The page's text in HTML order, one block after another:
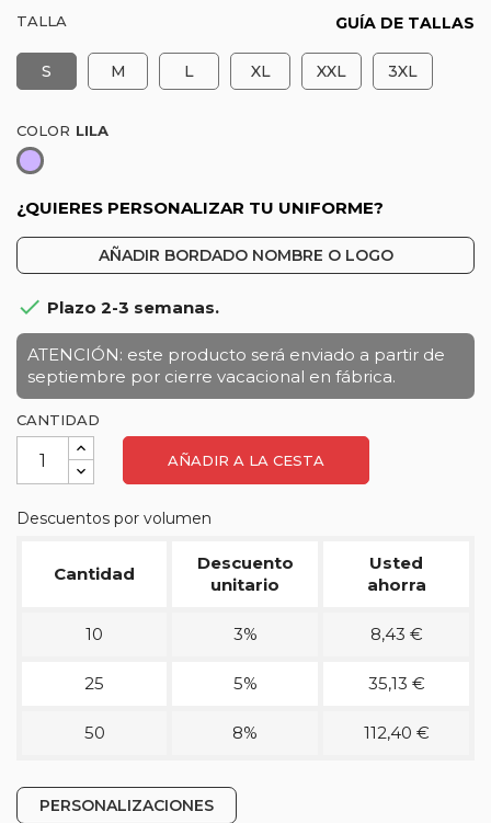
TALLA GUÍA DE TALLAS
S M L XL XXL 3XL
COLOR
Lila
¿QUIERES PERSONALIZAR TU UNIFORME?
AÑADIR BORDADO NOMBRE O LOGO
 Plazo 2-3 semanas.
ATENCIÓN: este producto será enviado a partir de
septiembre por cierre vacacional en fábrica.
CANTIDAD
AÑADIR A LA CESTA
Descuentos por volumen
Cantidad
Descuento
unitario
Usted
ahorra
10 3% 8,43 €
25 5% 35,13 €
50 8% 112,40 €
PERSONALIZACIONES